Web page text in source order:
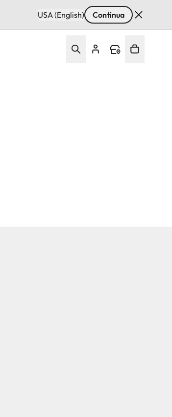
USA (English) Continua